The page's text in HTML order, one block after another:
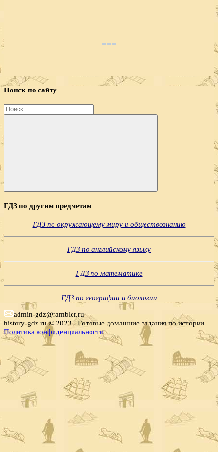
Поиск по сайту
Найти:
Поиск
ГДЗ по другим предметам
ГДЗ по окружающему миру и обществознанию
ГДЗ по английскому языку
ГДЗ по математике
ГДЗ по географии и биологии
admin-gdz@rambler.ru
history-gdz.ru © 2023 - Готовые домашние задания по истории
Политика конфиденциальности